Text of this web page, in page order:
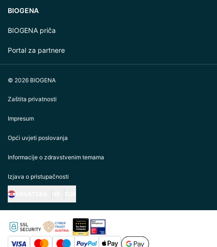
BIOGENA
BIOGENA priča
Portal za partnere
© 2026 BIOGENA
Zaštita privatnosti
Impresum
Opći uvjeti poslovanja
Informacije o zdravstvenim temama
Izjava o pristupačnosti
https://biogena.com/de-at
https://biogena.com/de-de
https://biogena.com/de-ch
https://biogena.com/it-it